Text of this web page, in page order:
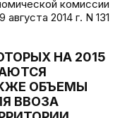
комиссии
августа 2014 г. N 131
НА 2015
ОБЪЕМЫ
ВВОЗА